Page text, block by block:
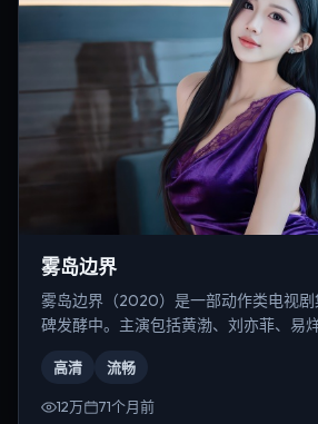
雾岛边界
雾岛边界（2020）是一部动作类电视
碑发酵中。主演包括黄渤、刘亦菲、易
高清 流畅
12万 71个月前